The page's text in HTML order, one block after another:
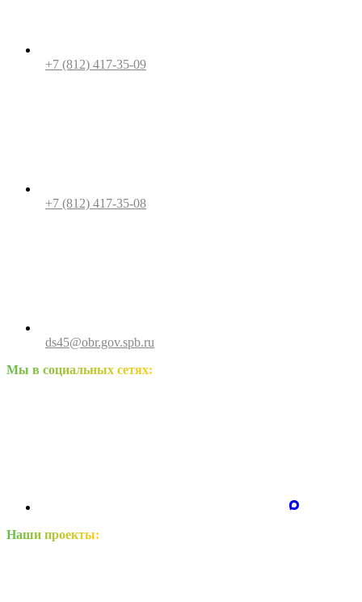
+7 (812) 417-35-09
+7 (812) 417-35-08
ds45@obr.gov.spb.ru
Мы в социальных сетях:
Наши проекты: